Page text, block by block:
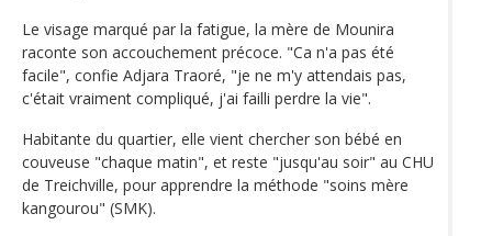
Le visage marqué par la fatigue, la mère de Mounira
raconte son accouchement précoce. "Ca n'a pas été
facile", confie Adjara Traoré, "je ne m'y attendais pas,
c'était vraiment compliqué, j'ai failli perdre la vie".
Habitante du quartier, elle vient chercher son bébé en
couveuse "chaque matin", et reste "jusqu'au soir" au CHU
de Treichville, pour apprendre la méthode "soins mère
kangourou" (SMK).